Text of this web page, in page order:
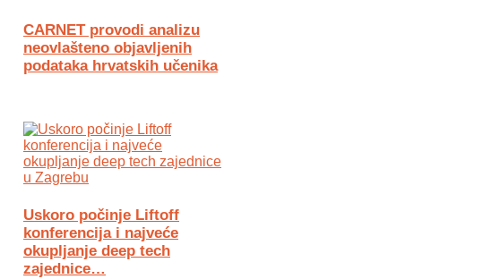
CARNET provodi analizu
neovlašteno objavljenih
podataka hrvatskih učenika
Uskoro počinje Liftoff
konferencija i najveće
okupljanje deep tech
zajednice…